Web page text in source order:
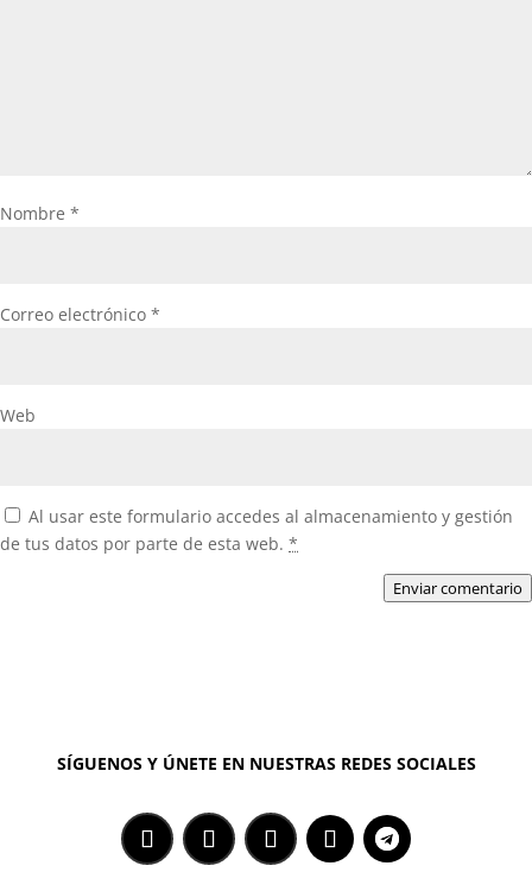
Nombre *
Correo electrónico *
Web
Al usar este formulario accedes al almacenamiento y gestión
de tus datos por parte de esta web. *
Enviar comentario
SÍGUENOS Y ÚNETE EN NUESTRAS REDES SOCIALES